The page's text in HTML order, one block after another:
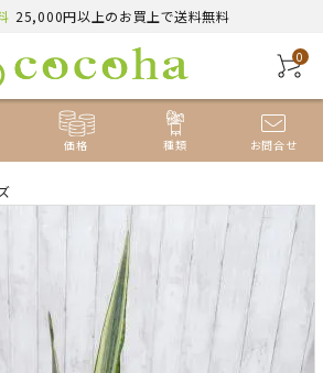
25,000円以上のお買上で送料無料
0
価格 種類 お問合せ
新規会員登録